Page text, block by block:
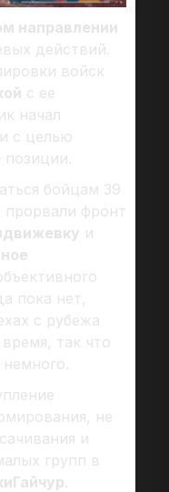
направлении
действий.
войск
с ее
начал
с целью
позиции.
бойцам 39
фронт
и
пока нет,
с рубежа
так что
не
и
групп в
.